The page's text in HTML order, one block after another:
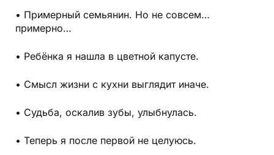
• Примерный семьянин. Но не совсем…
примерно…
• Ребёнка я нашла в цветной капусте.
• Смысл жизни с кухни выглядит иначе.
• Судьба, оскалив зубы, улыбнулась.
• Теперь я после первой не целуюсь.